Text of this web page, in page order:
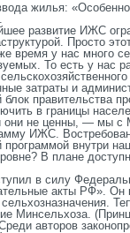
жилья:
развитие ИЖС
Просто
у нас много
То есть у нас
затраты и
правительства
в границы
они не ценны, — мы с
ИЖС.
внутри
В плане
в силу
акты РФ». Он
Минсельхоза.
авторов